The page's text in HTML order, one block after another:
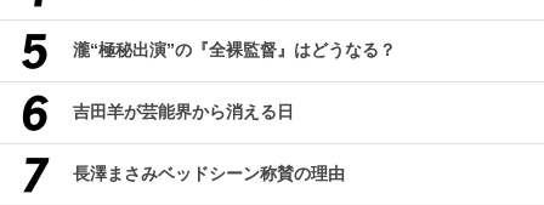
瀧“極秘出演”の『全裸監督』はどうなる？
吉田羊が芸能界から消える日
長澤まさみベッドシーン称賛の理由